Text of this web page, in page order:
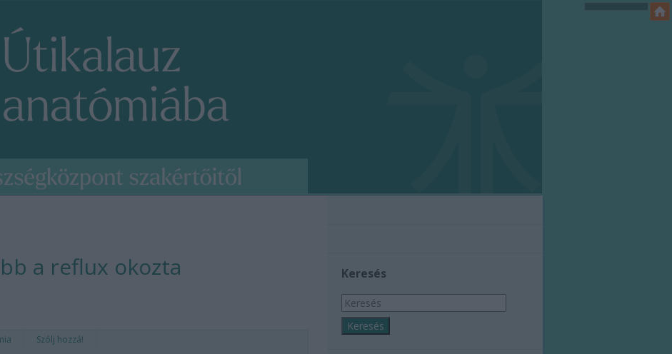
a reflux okozta
Szólj hozzá!
Keresés